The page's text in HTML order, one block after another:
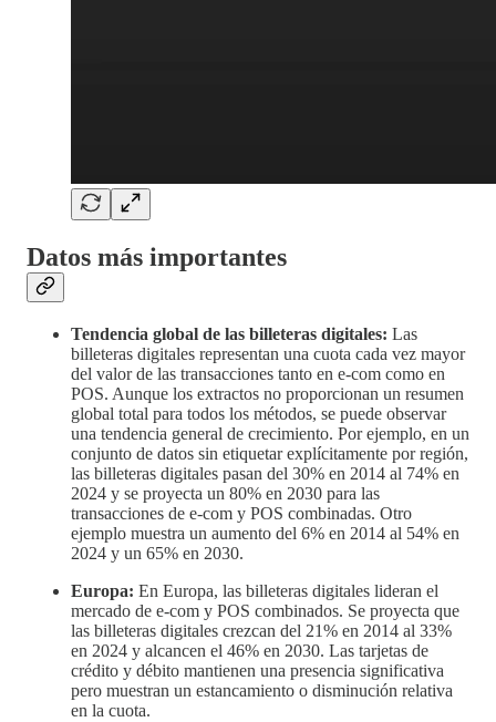
Datos más importantes
Tendencia global de las billeteras digitales: Las
billeteras digitales representan una cuota cada vez mayor
del valor de las transacciones tanto en e-com como en
POS. Aunque los extractos no proporcionan un resumen
global total para todos los métodos, se puede observar
una tendencia general de crecimiento. Por ejemplo, en un
conjunto de datos sin etiquetar explícitamente por región,
las billeteras digitales pasan del 30% en 2014 al 74% en
2024 y se proyecta un 80% en 2030 para las
transacciones de e-com y POS combinadas. Otro
ejemplo muestra un aumento del 6% en 2014 al 54% en
2024 y un 65% en 2030.
Europa: En Europa, las billeteras digitales lideran el
mercado de e-com y POS combinados. Se proyecta que
las billeteras digitales crezcan del 21% en 2014 al 33%
en 2024 y alcancen el 46% en 2030. Las tarjetas de
crédito y débito mantienen una presencia significativa
pero muestran un estancamiento o disminución relativa
en la cuota.